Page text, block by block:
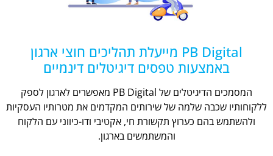
PB Digital מייעלת תהליכים חוצי ארגון
באמצעות טפסים דיגיטלים דינמיים
המסמכים הדיגיטלים של PB Digital מאפשרים לארגון לספק
ללקוחותיו שכבה שלמה של שירותים המקדמים את מטרותיו העסקיות
ולהשתמש בהם כערוץ תקשורת חי, אקטיבי ודו-כיווני עם הלקוח
והמשתמשים בארגון.